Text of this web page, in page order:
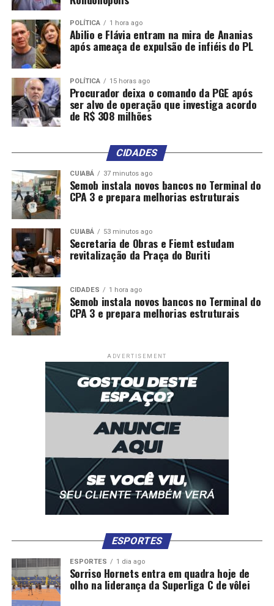
POLÍTICA 1 hora ago
Abilio e Flávia entram na mira de Ananias
após ameaça de expulsão de infiéis do PL
POLÍTICA 15 horas ago
Procurador deixa o comando da PGE após
ser alvo de operação que investiga acordo
de R$ 308 milhões
CIDADES
CUIABÁ 37 minutos ago
Semob instala novos bancos no Terminal do
CPA 3 e prepara melhorias estruturais
CUIABÁ 53 minutos ago
Secretaria de Obras e Fiemt estudam
revitalização da Praça do Buriti
CIDADES 1 hora ago
Semob instala novos bancos no Terminal do
CPA 3 e prepara melhorias estruturais
ADVERTISEMENT
ESPORTES
ESPORTES 1 dia ago
Sorriso Hornets entra em quadra hoje de
olho na liderança da Superliga C de vôlei